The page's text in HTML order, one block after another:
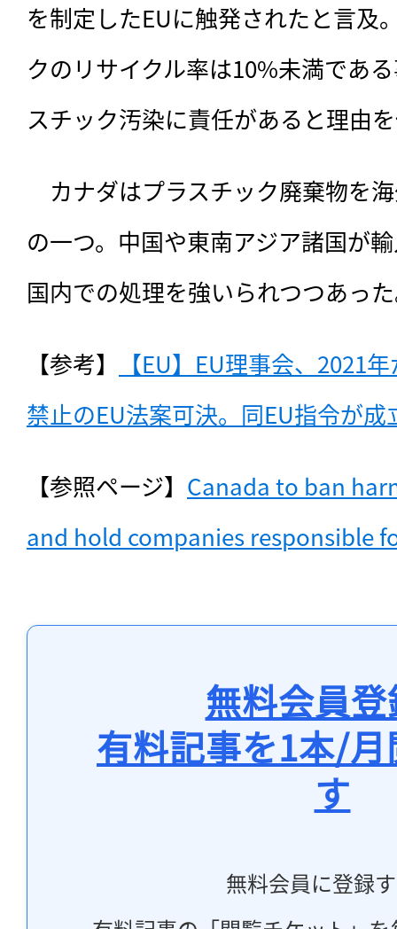
を制定したEUに触発されたと言及
クのリサイクル率は10%未満であ
スチック汚染に責任があると理由
カナダはプラスチック廃棄物を
の一つ。中国や東南アジア諸国が
国内での処理を強いられつつあっ
【参考】
【EU】EU理事会、2021
禁止のEU法案可決。同EU指令が
【参照ページ】 Canada to ban
and hold companies responsible
無料会員
有料記事を1本/
す
無料会員に登録